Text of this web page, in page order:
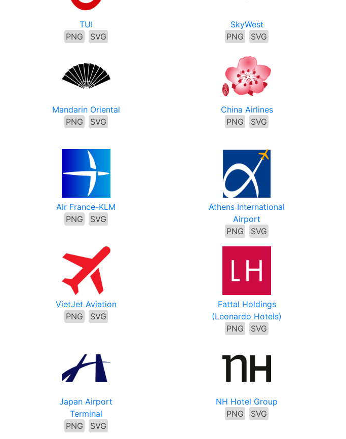
TUI
PNG
SVG
SkyWest
PNG
SVG
Mandarin Oriental
PNG
SVG
China Airlines
PNG
SVG
Air France-KLM
PNG
SVG
Athens International
Airport
PNG
SVG
VietJet Aviation
PNG
SVG
Fattal Holdings
(Leonardo Hotels)
PNG
SVG
Japan Airport
Terminal
PNG
SVG
NH Hotel Group
PNG
SVG